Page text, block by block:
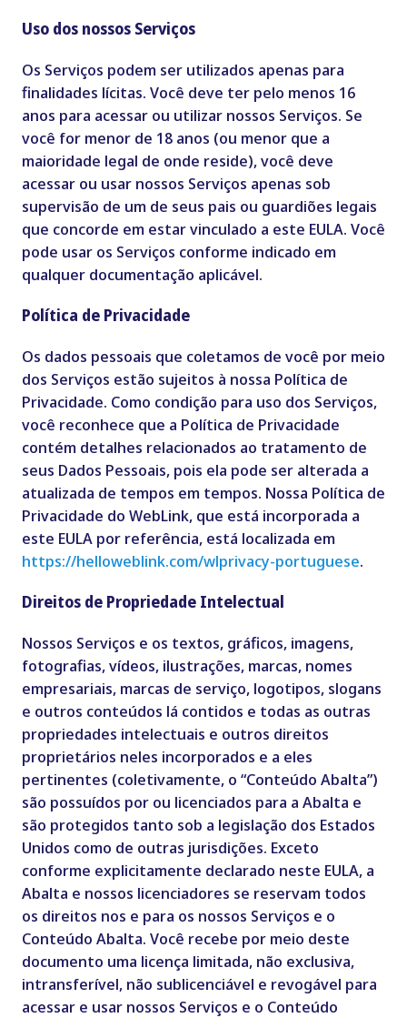
Uso dos nossos Serviços
Os Serviços podem ser utilizados apenas para
finalidades lícitas. Você deve ter pelo menos 16
anos para acessar ou utilizar nossos Serviços. Se
você for menor de 18 anos (ou menor que a
maioridade legal de onde reside), você deve
acessar ou usar nossos Serviços apenas sob
supervisão de um de seus pais ou guardiões legais
que concorde em estar vinculado a este EULA. Você
pode usar os Serviços conforme indicado em
qualquer documentação aplicável.
Política de Privacidade
Os dados pessoais que coletamos de você por meio
dos Serviços estão sujeitos à nossa Política de
Privacidade. Como condição para uso dos Serviços,
você reconhece que a Política de Privacidade
contém detalhes relacionados ao tratamento de
seus Dados Pessoais, pois ela pode ser alterada a
atualizada de tempos em tempos. Nossa Política de
Privacidade do WebLink, que está incorporada a
este EULA por referência, está localizada em
https://helloweblink.com/wlprivacy-portuguese.
Direitos de Propriedade Intelectual
Nossos Serviços e os textos, gráficos, imagens,
fotografias, vídeos, ilustrações, marcas, nomes
empresariais, marcas de serviço, logotipos, slogans
e outros conteúdos lá contidos e todas as outras
propriedades intelectuais e outros direitos
proprietários neles incorporados e a eles
pertinentes (coletivamente, o “Conteúdo Abalta”)
são possuídos por ou licenciados para a Abalta e
são protegidos tanto sob a legislação dos Estados
Unidos como de outras jurisdições. Exceto
conforme explicitamente declarado neste EULA, a
Abalta e nossos licenciadores se reservam todos
os direitos nos e para os nossos Serviços e o
Conteúdo Abalta. Você recebe por meio deste
documento uma licença limitada, não exclusiva,
intransferível, não sublicenciável e revogável para
acessar e usar nossos Serviços e o Conteúdo